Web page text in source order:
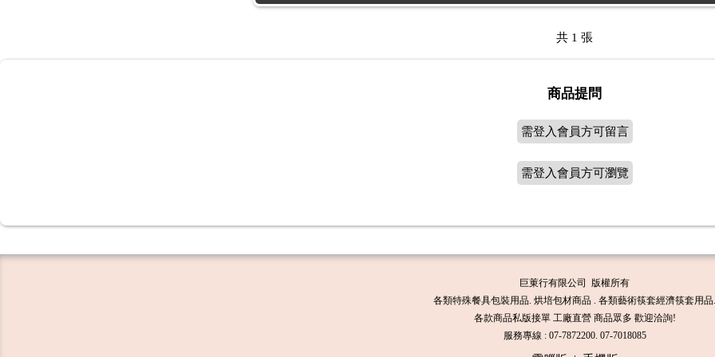
共 1 張
商品提問
需登入會員方可留言
需登入會員方可瀏覽
巨菄行有限公司 版權所有
各類特殊餐具包裝用品. 烘培包材商品 . 各類藝術筷套經濟筷套用品.
各款商品私版接單 工廠直營 商品眾多 歡迎洽詢!
服務專線 : 07-7872200. 07-7018085